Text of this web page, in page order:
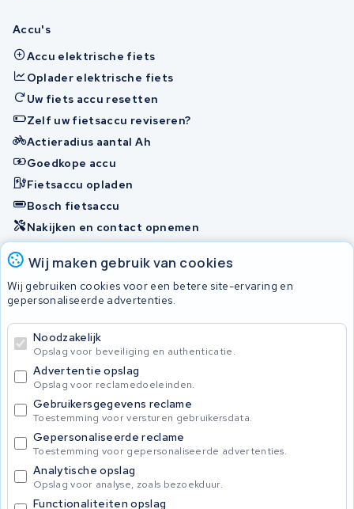
Wij maken gebruik van cookies
Wij gebruiken cookies voor een betere site-ervaring en
gepersonaliseerde advertenties.
Noodzakelijk
Opslag voor beveiliging en authenticatie.
Advertentie opslag
Opslag voor reclamedoeleinden.
Gebruikersgegevens reclame
Toestemming voor versturen gebruikersdata.
Gepersonaliseerde reclame
Toestemming voor gepersonaliseerde advertenties.
Analytische opslag
Opslag voor analyse, zoals bezoekduur.
Functionaliteiten opslag
Accu's
Accu elektrische fiets
Oplader elektrische fiets
Uw fiets accu resetten
Zelf uw fietsaccu reviseren?
Actieradius aantal Ah
Goedkope accu
Fietsaccu opladen
Bosch fietsaccu
Nakijken en contact opnemen
Privacybeleid